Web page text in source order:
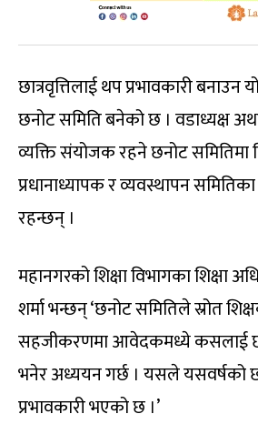
छात्रवृत्तिलाई थप प्रभावकारी बनाउन
छनोट समिति बनेको छ । वडाध्यक्ष
व्यक्ति संयोजक रहने छनोट समितिमा
प्रधानाध्यापक र व्यवस्थापन
रहन्छन् ।
महानगरको शिक्षा विभागका शिक्षा
शर्मा भन्छन् ‘छनोट समितिले स्रोत
सहजीकरणमा आवेदकमध्ये कसलाई
भनेर अध्ययन गर्छ । यसले यसवर्षको
प्रभावकारी भएको छ ।’